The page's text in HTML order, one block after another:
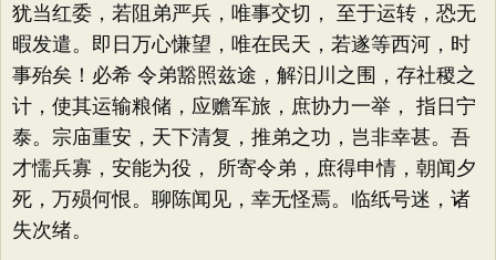
犹当红委，若阻弟严兵，唯事交切， 至于运转，恐无
暇发遣。即日万心慊望，唯在民天，若遂等西河，时
事殆矣！必希 令弟豁照兹途，解汨川之围，存社稷之
计，使其运输粮储，应赡军旅，庶协力一举， 指日宁
泰。宗庙重安，天下清复，推弟之功，岂非幸甚。吾
才懦兵寡，安能为役， 所寄令弟，庶得申情，朝闻夕
死，万殒何恨。聊陈闻见，幸无怪焉。临纸号迷，诸
失次绪。